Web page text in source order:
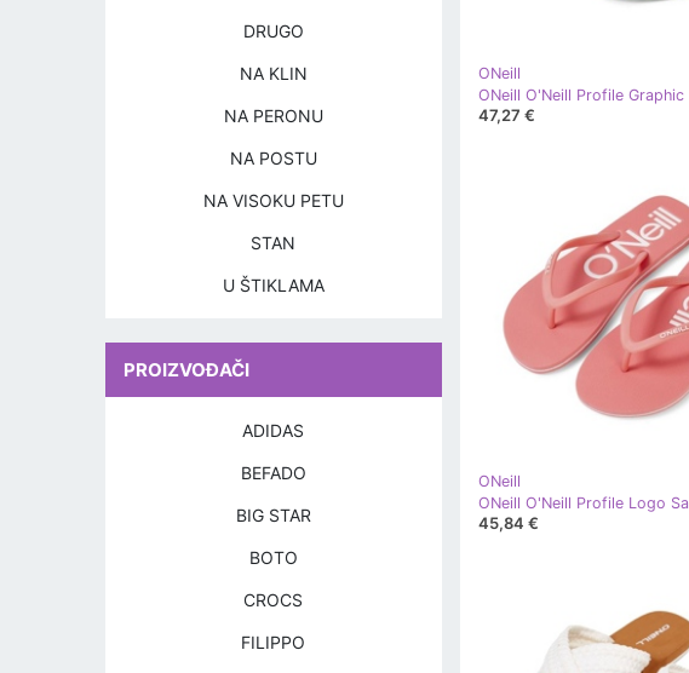
ONeill
47,27 €
ONeill
45,84 €
DRUGO
NA KLIN
NA PERONU
NA POSTU
NA VISOKU PETU
STAN
U ŠTIKLAMA
PROIZVOĐAČI
ADIDAS
BEFADO
BIG STAR
BOTO
CROCS
FILIPPO